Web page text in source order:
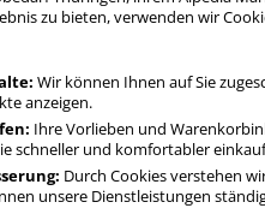
Modellserie:
9 von 9 Produkten
Toner E360H11E,
zu bieten, verwenden wir
Wir können Ihnen auf Sie
anzeigen.
Ihre Vorlieben und
schneller und komfortabler
Durch Cookies verstehen
unsere Dienstleistungen